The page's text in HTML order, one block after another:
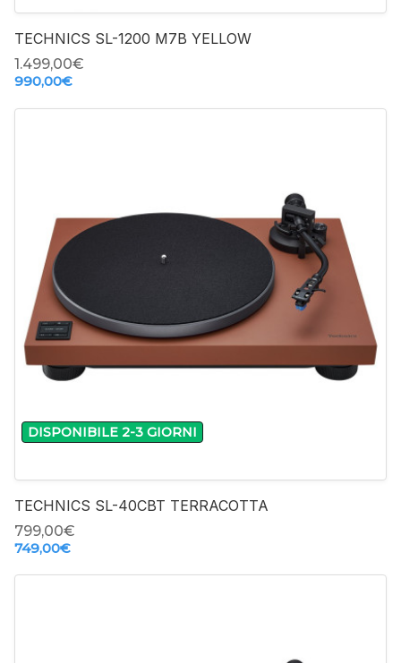
TECHNICS SL-1200 M7B YELLOW
1.499,00‎€
990,00‎€
DISPONIBILE 2-3 GIORNI
TECHNICS SL-40CBT TERRACOTTA
799,00‎€
749,00‎€
-
+